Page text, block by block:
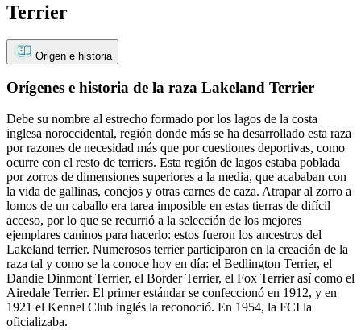
Terrier
Origen e historia
Orígenes e historia de la raza Lakeland Terrier
Debe su nombre al estrecho formado por los lagos de la costa
inglesa noroccidental, región donde más se ha desarrollado esta raza
por razones de necesidad más que por cuestiones deportivas, como
ocurre con el resto de terriers. Esta región de lagos estaba poblada
por zorros de dimensiones superiores a la media, que acababan con
la vida de gallinas, conejos y otras carnes de caza. Atrapar al zorro a
lomos de un caballo era tarea imposible en estas tierras de difícil
acceso, por lo que se recurrió a la selección de los mejores
ejemplares caninos para hacerlo: estos fueron los ancestros del
Lakeland terrier. Numerosos terrier participaron en la creación de la
raza tal y como se la conoce hoy en día: el Bedlington Terrier, el
Dandie Dinmont Terrier, el Border Terrier, el Fox Terrier así como el
Airedale Terrier. El primer estándar se confeccionó en 1912, y en
1921 el Kennel Club inglés la reconoció. En 1954, la FCI la
oficializaba.